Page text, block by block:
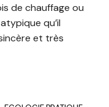
de chauffage ou
qu’il
et très